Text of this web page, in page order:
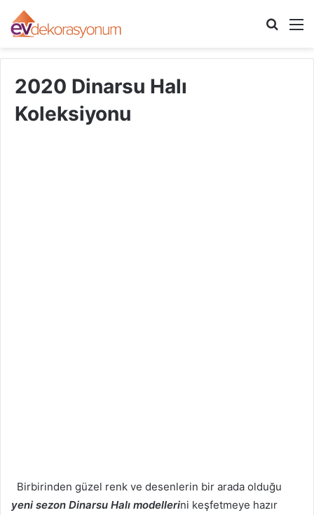
Arama
2020 Dinarsu Halı
Koleksiyonu
Birbirinden güzel renk ve desenlerin bir arada olduğu
yeni sezon Dinarsu Halı modellerini keşfetmeye hazır